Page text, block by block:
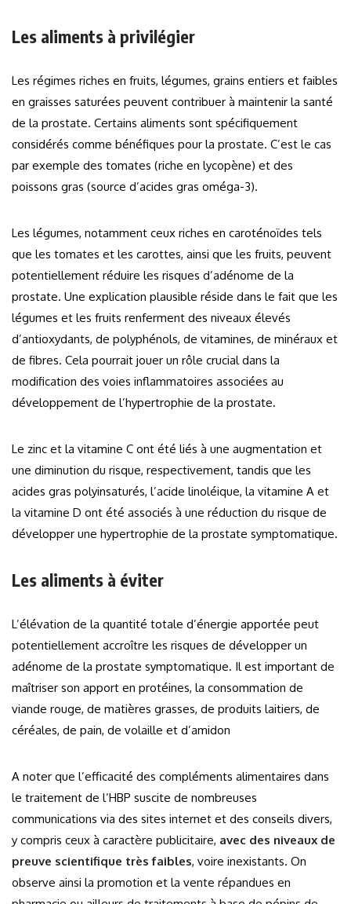
Les aliments à privilégier
Les régimes riches en fruits, légumes, grains entiers et faibles
en graisses saturées peuvent contribuer à maintenir la santé
de la prostate. Certains aliments sont spécifiquement
considérés comme bénéfiques pour la prostate. C’est le cas
par exemple des tomates (riche en lycopène) et des
poissons gras (source d’acides gras oméga-3).
Les légumes, notamment ceux riches en caroténoïdes tels
que les tomates et les carottes, ainsi que les fruits, peuvent
potentiellement réduire les risques d’adénome de la
prostate. Une explication plausible réside dans le fait que les
légumes et les fruits renferment des niveaux élevés
d’antioxydants, de polyphénols, de vitamines, de minéraux et
de fibres. Cela pourrait jouer un rôle crucial dans la
modification des voies inflammatoires associées au
développement de l’hypertrophie de la prostate.
Le zinc et la vitamine C ont été liés à une augmentation et
une diminution du risque, respectivement, tandis que les
acides gras polyinsaturés, l’acide linoléique, la vitamine A et
la vitamine D ont été associés à une réduction du risque de
développer une hypertrophie de la prostate symptomatique.
Les aliments à éviter
L’élévation de la quantité totale d’énergie apportée peut
potentiellement accroître les risques de développer un
adénome de la prostate symptomatique. Il est important de
maîtriser son apport en protéines, la consommation de
viande rouge, de matières grasses, de produits laitiers, de
céréales, de pain, de volaille et d’amidon
A noter que l’efficacité des compléments alimentaires dans
le traitement de l’HBP suscite de nombreuses
communications via des sites internet et des conseils divers,
y compris ceux à caractère publicitaire, avec des niveaux de
preuve scientifique très faibles, voire inexistants. On
observe ainsi la promotion et la vente répandues en